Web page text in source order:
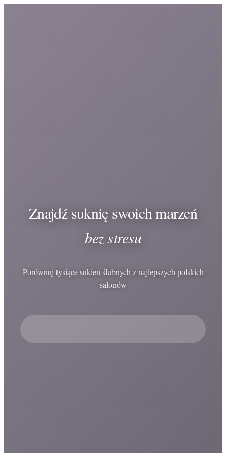
Znajdź suknię swoich marzeń
bez stresu
Porównuj tysiące sukien ślubnych z najlepszych polskich
salonów